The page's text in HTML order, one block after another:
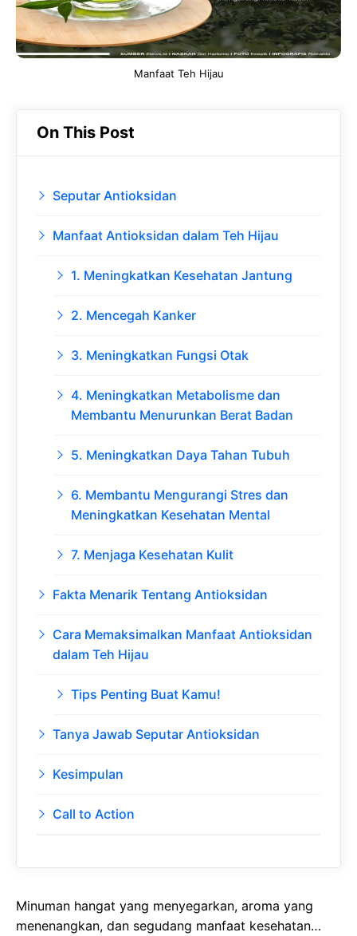
Manfaat Teh Hijau
On This Post
Seputar Antioksidan
Manfaat Antioksidan dalam Teh Hijau
1. Meningkatkan Kesehatan Jantung
2. Mencegah Kanker
3. Meningkatkan Fungsi Otak
4. Meningkatkan Metabolisme dan
Membantu Menurunkan Berat Badan
5. Meningkatkan Daya Tahan Tubuh
6. Membantu Mengurangi Stres dan
Meningkatkan Kesehatan Mental
7. Menjaga Kesehatan Kulit
Fakta Menarik Tentang Antioksidan
Cara Memaksimalkan Manfaat Antioksidan
dalam Teh Hijau
Tips Penting Buat Kamu!
Tanya Jawab Seputar Antioksidan
Kesimpulan
Call to Action
Minuman hangat yang menyegarkan, aroma yang
menenangkan, dan segudang manfaat kesehatan…